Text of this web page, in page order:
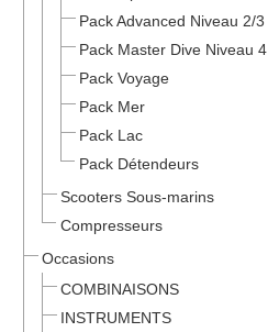
Pack Advanced Niveau 2/3
Pack Master Dive Niveau 4
Pack Voyage
Pack Mer
Pack Lac
Pack Détendeurs
Scooters Sous-marins
Compresseurs
Occasions
COMBINAISONS
INSTRUMENTS